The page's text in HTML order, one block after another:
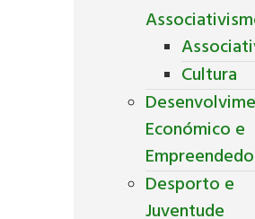
Cultura
Económico e
Desporto e
Juventude